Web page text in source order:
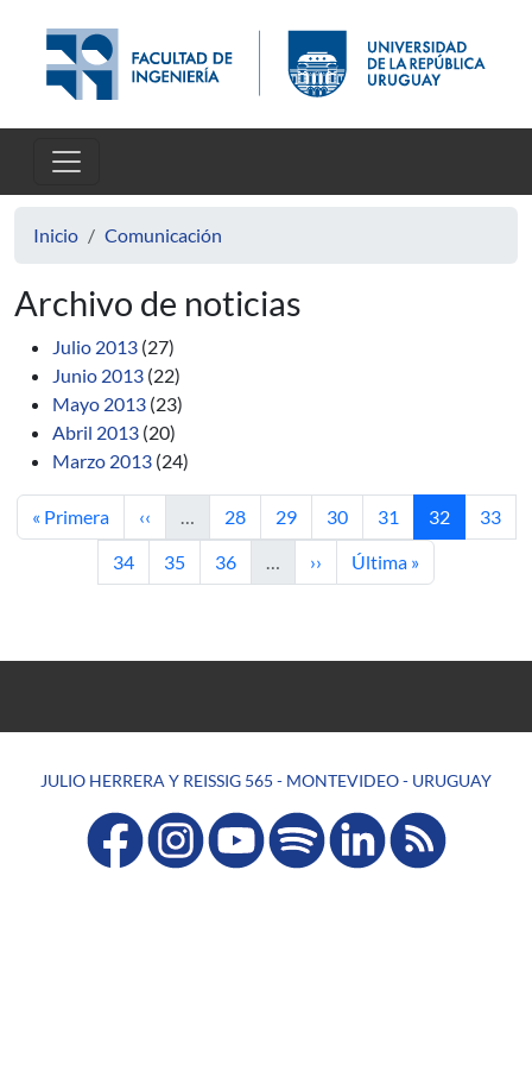
Inicio Comunicación
Archivo de noticias
Julio 2013 (27)
Junio 2013 (22)
Mayo 2013 (23)
Abril 2013 (20)
Marzo 2013 (24)
Primera página
« Primera Página anterior
‹‹ … Página
28 Página
29 Página
30 Página
31 Página
32
33
Página
34 Página
35 Página
36 … Siguiente página
›› Última página
Última »
JULIO HERRERA Y REISSIG 565 - MONTEVIDEO - URUGUAY